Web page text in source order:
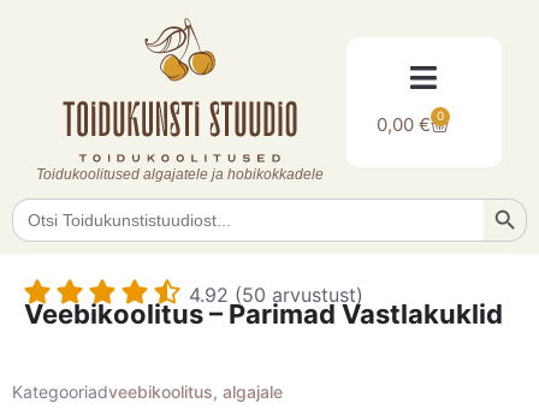
Toidukoolitused algajatele ja hobikokkadele
0,00€ 0
Search
for:
4.92 (50 arvustust)
Veebikoolitus – Parimad Vastlakuklid
Kategooriadveebikoolitus, algajale